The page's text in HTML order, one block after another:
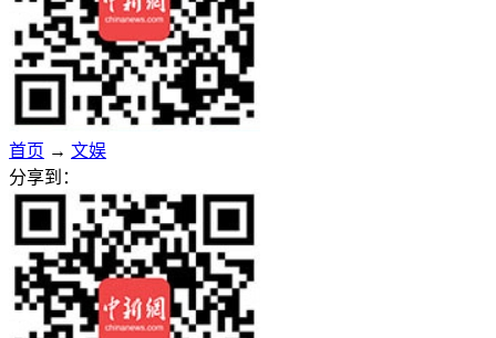
首页 → 文娱
分享到：